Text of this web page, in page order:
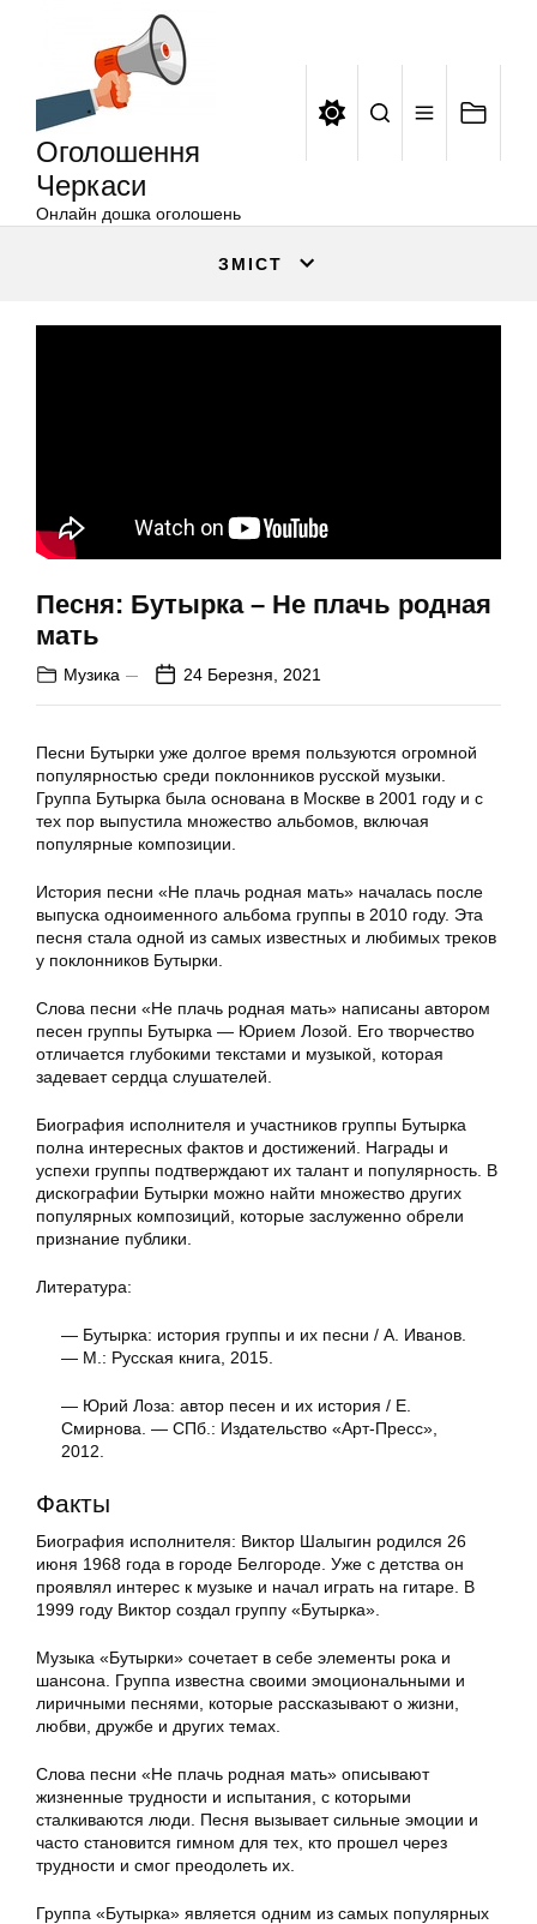
Оголошення
Черкаси
Онлайн дошка оголошень
ЗМІСТ
Песня: Бутырка – Не плачь родная
мать
Музика 24 Березня, 2021
Песни Бутырки уже долгое время пользуются огромной
популярностью среди поклонников русской музыки.
Группа Бутырка была основана в Москве в 2001 году и с
тех пор выпустила множество альбомов, включая
популярные композиции.
История песни «Не плачь родная мать» началась после
выпуска одноименного альбома группы в 2010 году. Эта
песня стала одной из самых известных и любимых треков
у поклонников Бутырки.
Слова песни «Не плачь родная мать» написаны автором
песен группы Бутырка — Юрием Лозой. Его творчество
отличается глубокими текстами и музыкой, которая
задевает сердца слушателей.
Биография исполнителя и участников группы Бутырка
полна интересных фактов и достижений. Награды и
успехи группы подтверждают их талант и популярность. В
дискографии Бутырки можно найти множество других
популярных композиций, которые заслуженно обрели
признание публики.
Литература:
— Бутырка: история группы и их песни / А. Иванов.
— М.: Русская книга, 2015.
— Юрий Лоза: автор песен и их история / Е.
Смирнова. — СПб.: Издательство «Арт-Пресс»,
2012.
Факты
Биография исполнителя: Виктор Шалыгин родился 26
июня 1968 года в городе Белгороде. Уже с детства он
проявлял интерес к музыке и начал играть на гитаре. В
1999 году Виктор создал группу «Бутырка».
Музыка «Бутырки» сочетает в себе элементы рока и
шансона. Группа известна своими эмоциональными и
лиричными песнями, которые рассказывают о жизни,
любви, дружбе и других темах.
Слова песни «Не плачь родная мать» описывают
жизненные трудности и испытания, с которыми
сталкиваются люди. Песня вызывает сильные эмоции и
часто становится гимном для тех, кто прошел через
трудности и смог преодолеть их.
Группа «Бутырка» является одним из самых популярных